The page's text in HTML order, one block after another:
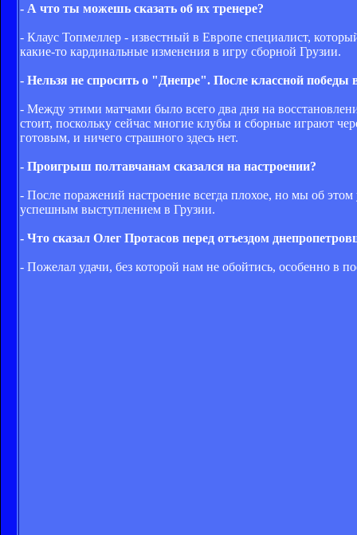
- А что ты можешь сказать об их тренере?
- Клаус Топмеллер - известный в Европе специалист,
какие-то кардинальные изменения в игру сборной Грузии.
- Нельзя не спросить о "Днепре". После классной
- Между этими матчами было всего два дня на
стоит, поскольку сейчас многие клубы и сборные играют
готовым, и ничего страшного здесь нет.
- Проигрыш полтавчанам сказался на настроении?
- После поражений настроение всегда плохое, но мы об
успешным выступлением в Грузии.
- Что сказал Олег Протасов перед отъездом
- Пожелал удачи, без которой нам не обойтись, особенно в